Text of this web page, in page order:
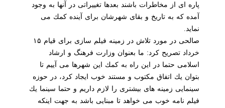
پاره ای از مخاطرات باشند بعدها تغییراتی در آنها به وجود
آمده كه به تاریخ و بقای شهرشان برای آینده كمك می
صالحی در مورد تلاش در زمینه فیلم سازی برای قیام ۱۵
خرداد تصریح كرد: ما بعنوان وزارت فرهنگ و ارشاد
اسلامی حتما در این راه به كمك این شهرها می آییم تا
بتوان یك اتفاق مكتوب و مستند خوب ایجاد كرد، در حوزه
سینمایی زمینه های بیشتری را لازم داریم و حتما سینما یك
فیلم نامه خوب می خواهد تا مبنایی باشد به جهت اینكه